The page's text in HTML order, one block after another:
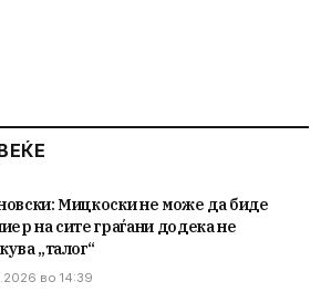
Мицкоски не може да биде
на сите граѓани додека не
„талог“
во 14:39